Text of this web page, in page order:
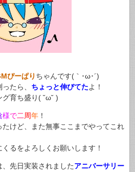
ぴーぱり ちゃんです(｀･ω･´)ゞ
たら、 ちょっと伸びてたよ！
育ち盛り( ˘ω˘ )
様で二 周年 ！
けど、また無事ここまでやってこれ
るをよろしくお願いします！
先日実装されましたアニバーサリー